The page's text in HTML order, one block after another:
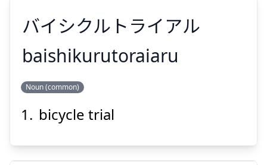
Show answer
Suspend
バイシクルトライアル
バイシクルトライアル
baishikurutoraiaru
Noun (common)
bicycle trial